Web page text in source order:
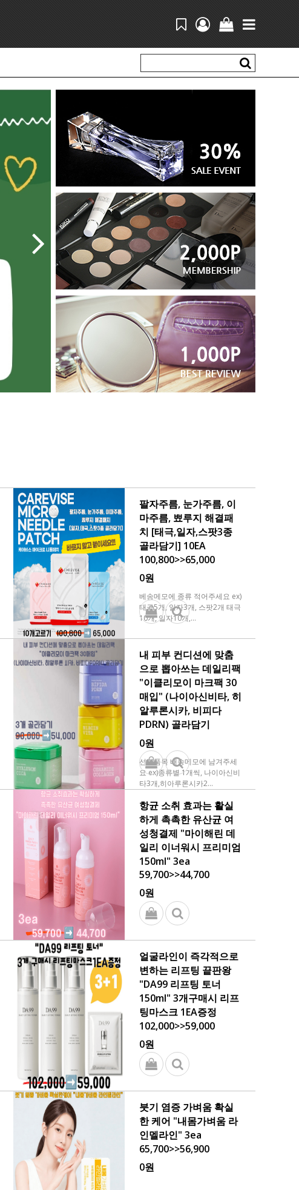
팔자주름, 눈가주름, 이
마주름, 뾰루지 해결패
치 [태극,일자,스팟3종
골라담기] 10EA
100,800>>65,000
0원
베송메모에 종류 적어주세요 ex)
태극5개, 일자3개, 스팟2개 태극
10개, 일자10개,...
내 피부 컨디션에 맞춤
으로 뽑아쓰는 데일리팩
"이클리모이 마크팩 30
매입" (나이아신비타, 히
알루론시카, 비피다
PDRN) 골라담기
0원
선택품목 배송메모에 남겨주세
요 ex)종류별 1개씩, 나이아신비
타3개,히아루론시카2...
항균 소취 효과는 활실
하게 촉촉한 유산균 여
성청결제 "마이해린 데
일리 이너워시 프리미엄
150ml" 3ea
59,700>>44,700
0원
얼굴라인이 즉각적으로
변하는 리프팅 끝판왕
"DA99 리프팅 토너
150ml" 3개구매시 리프
팅마스크 1EA증정
102,000>>59,000
0원
붓기 염증 가벼움 확실
한 케어 "내몸가벼움 라
인멜라인" 3ea
65,700>>56,900
0원